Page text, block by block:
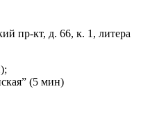
пр-кт, д. 66, к. 1, литера
(5 мин)